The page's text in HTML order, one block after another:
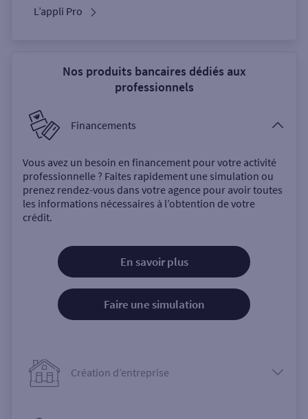
L’appli Pro
Nos produits bancaires dédiés aux
professionnels
Financements
Vous avez un besoin en financement pour votre activité
professionnelle ? Faites rapidement une simulation ou
prenez rendez-vous dans votre agence pour avoir toutes
les informations nécessaires à l’obtention de votre
crédit.
En savoir plus
Faire une simulation
Création d’entreprise